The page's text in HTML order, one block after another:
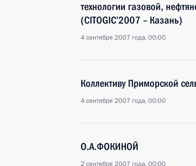
технологии газовой,
(CITOGIC’2007 – Казань)
4 сентября 2007 года, 00:00
Коллективу Приморской
4 сентября 2007 года, 00:00
О.А.ФОКИНОЙ
2 сентября 2007 года, 00:00